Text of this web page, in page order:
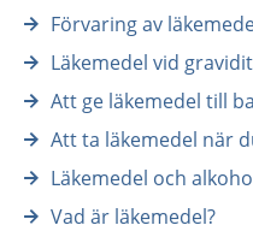
Förvaring av
Läkemedel vid
Att ge läkemedel till
Att ta läkemedel när
Läkemedel och
Vad är läkemedel?